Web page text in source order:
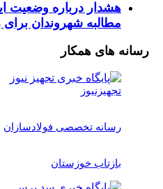
هشدار درباره وضعیت
مطالبه شهروندان برای
رسانه های همکار
تجهیزنیوز
رسانه تخصصی فولادسازان
بازتاب خوزستان